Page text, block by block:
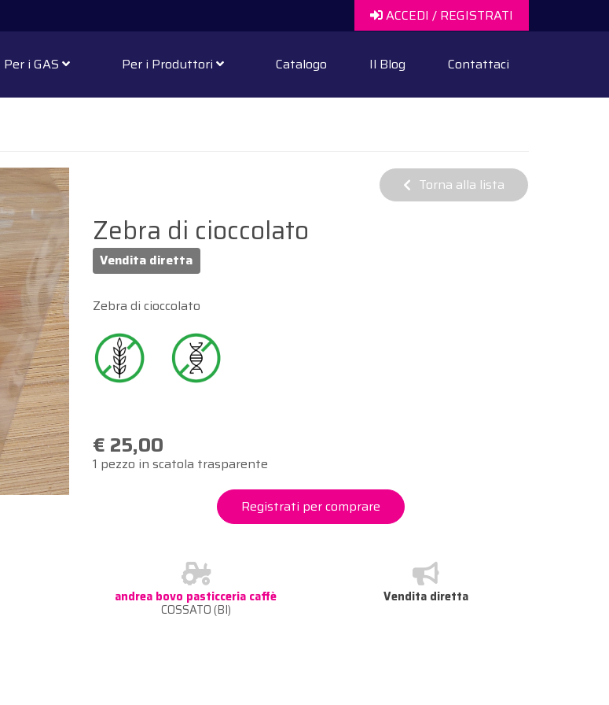
ACCEDI / REGISTRATI
Per i GAS Per i Produttori Catalogo Il Blog Contattaci
Torna alla lista
Zebra di cioccolato
Vendita diretta
Zebra di cioccolato
€ 25,00
1 pezzo in scatola trasparente
Registrati per comprare
andrea bovo pasticceria caffè
COSSATO (BI)
Vendita diretta